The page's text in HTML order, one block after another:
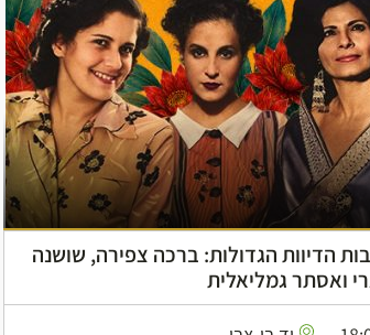
הדיוות הגדולות: ברכה צפירה, שושנה
ואסתר גמליאלית